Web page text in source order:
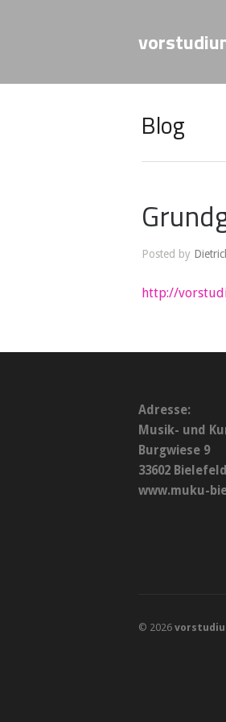
Blog
Posted by
http://
Adresse:
Musik- und
Burgwiese 9
33602 Bielefeld
www.muku-
© 2026